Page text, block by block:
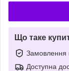
Що таке
Замовлення
Доступна